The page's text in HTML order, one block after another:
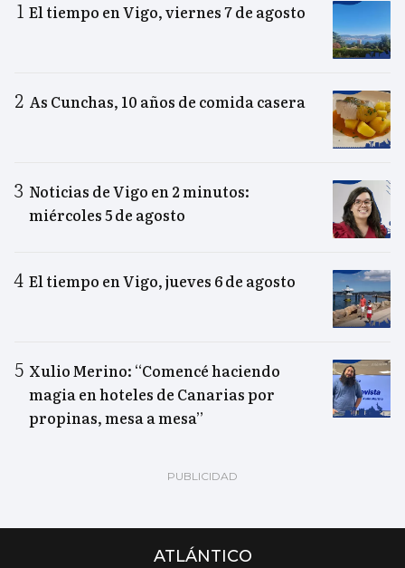
El tiempo en Vigo, viernes 7 de agosto
As Cunchas, 10 años de comida casera
Noticias de Vigo en 2 minutos:
miércoles 5 de agosto
El tiempo en Vigo, jueves 6 de agosto
Xulio Merino: “Comencé haciendo
magia en hoteles de Canarias por
propinas, mesa a mesa”
ATLÁNTICO